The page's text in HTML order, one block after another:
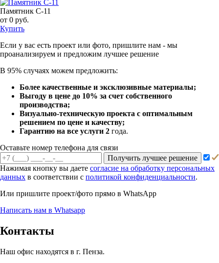
Памятник С-11
от 0 руб.
Купить
Если у вас есть проект или фото, пришлите нам - мы
проанализируем и предложим лучшее решение
В 95% случаях можем предложить:
Более качественные и эксклюзивные материалы;
Выгоду в цене до 10% за счет собственного
производства;
Визуально-техническую проекта с оптимальным
решением по цене и качеству;
Гарантию на все услуги 2 года.
Оставьте номер телефона для связи
Получить лучшее решение
Нажимая кнопку вы даете согласие на обработку персональных
данных в соответствии с политикой конфиденциальности.
Или пришлите проект/фото прямо в WhatsApp
Написать нам в Whatsapp
Контакты
Наш офис находятся в г. Пенза.